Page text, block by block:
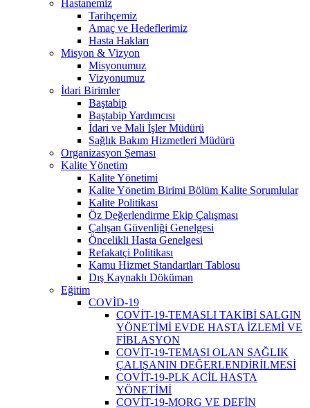
Hastanemiz
Tarihçemiz
Amaç ve Hedeflerimiz
Hasta Hakları
Misyon & Vizyon
Misyonumuz
Vizyonumuz
İdari Birimler
Baştabip
Baştabip Yardımcısı
İdari ve Mali İşler Müdürü
Sağlık Bakım Hizmetleri Müdürü
Organizasyon Şeması
Kalite Yönetim
Kalite Yönetimi
Kalite Yönetim Birimi Bölüm Kalite Sorumlular
Kalite Politikası
Öz Değerlendirme Ekip Çalışması
Çalışan Güvenliği Genelgesi
Öncelikli Hasta Genelgesi
Refakatçi Politikası
Kamu Hizmet Standartları Tablosu
Dış Kaynaklı Döküman
Eğitim
COVİD-19
COVİT-19-TEMASLI TAKİBİ SALGIN
YÖNETİMİ EVDE HASTA İZLEMİ VE
FİBLASYON
COVİT-19-TEMASI OLAN SAĞLIK
ÇALIŞANIN DEĞERLENDİRİLMESİ
COVİT-19-PLK ACİL HASTA
YÖNETİMİ
COVİT-19-MORG VE DEFİN